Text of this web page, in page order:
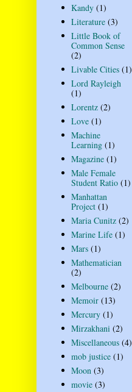
Kandy (1)
Literature (3)
Little Book of
Common Sense
(2)
Livable Cities (1)
Lord Rayleigh
(1)
Lorentz (2)
Love (1)
Machine
Learning (1)
Magazine (1)
Male Female
Student Ratio (1)
Manhattan
Project (1)
Maria Cunitz (2)
Marine Life (1)
Mars (1)
Mathematician
(2)
Melbourne (2)
Memoir (13)
Mercury (1)
Mirzakhani (2)
Miscellaneous (4)
mob justice (1)
Moon (3)
movie (3)